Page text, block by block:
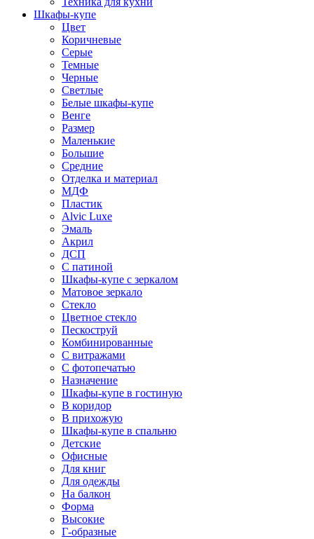
Шкафы-купе
Цвет
Коричневые
Серые
Темные
Черные
Светлые
Белые шкафы-купе
Венге
Размер
Маленькие
Большие
Средние
Отделка и материал
МДФ
Пластик
Alvic Luxe
Эмаль
Акрил
ДСП
С патиной
Шкафы-купе с зеркалом
Матовое зеркало
Стекло
Цветное стекло
Пескоструй
Комбинированные
С витражами
С фотопечатью
Назначение
Шкафы-купе в гостиную
В коридор
В прихожую
Шкафы-купе в спальню
Детские
Офисные
Для книг
Для одежды
На балкон
Форма
Высокие
Г-образные